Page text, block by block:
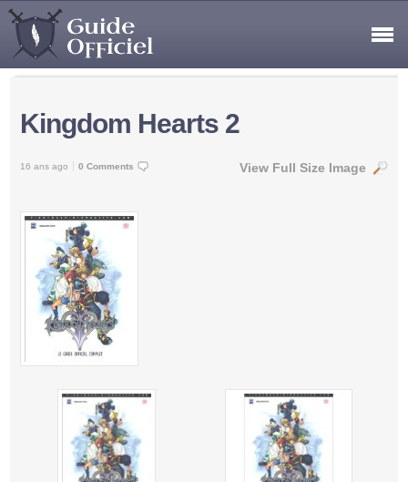
Kingdom Hearts 2
16 ans ago 0 Comments View Full Size Image